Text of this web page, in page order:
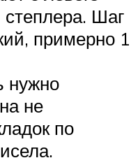
Шаг
примерно 1
нужно
не
по